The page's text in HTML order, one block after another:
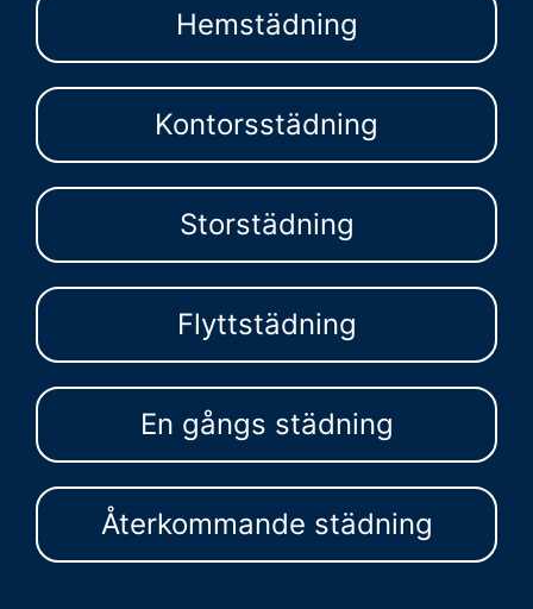
Hemstädning
Kontorsstädning
Storstädning
Flyttstädning
En gångs städning
Återkommande städning